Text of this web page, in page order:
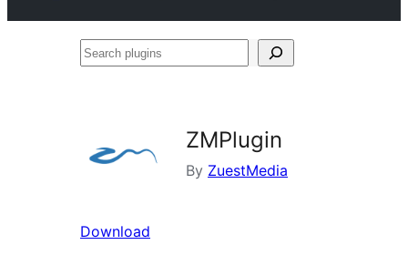
Search
ZMPlugin
By ZuestMedia
Download